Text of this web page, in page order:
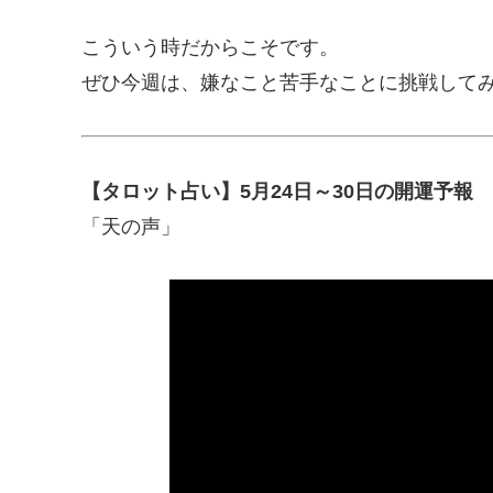
こういう時だからこそです。
ぜひ今週は、嫌なこと苦手なことに挑戦して
【タロット占い】5月24日～30日の開運予報
「天の声」